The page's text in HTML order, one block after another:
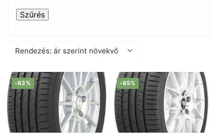
Szűrés
-83% -85%